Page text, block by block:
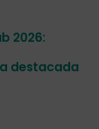
2026:
destacada